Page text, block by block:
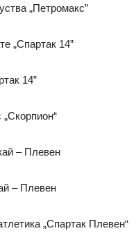
„Петромакс”
„Спартак 14”
14”
– Плевен
– Плевен
„Спартак Плевен“